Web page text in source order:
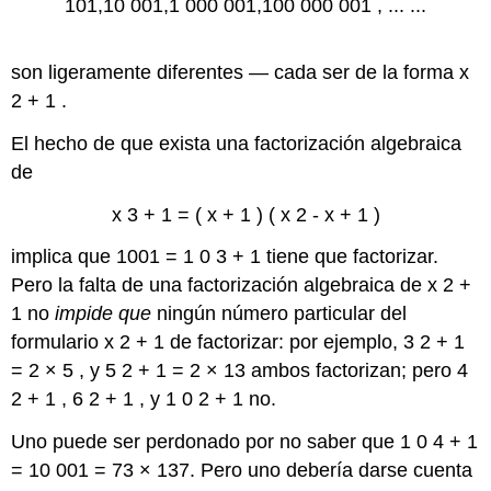
101,10 001,1 000 001,100 000 001 , ... ...
son ligeramente diferentes — cada ser de la forma x
2 + 1 .
El hecho de que exista una factorización algebraica
de
x 3 + 1 = ( x + 1 ) ( x 2 - x + 1 )
implica que 1001 = 1 0 3 + 1 tiene que factorizar.
Pero la falta de una factorización algebraica de x 2 +
1 noimpide que ningún número particular del
formulario x 2 + 1 de factorizar: por ejemplo, 3 2 + 1
= 2 × 5 , y 5 2 + 1 = 2 × 13 ambos factorizan; pero 4
2 + 1 , 6 2 + 1 , y 1 0 2 + 1 no.
Uno puede ser perdonado por no saber que 1 0 4 + 1
= 10 001 = 73 × 137. Pero uno debería darse cuenta